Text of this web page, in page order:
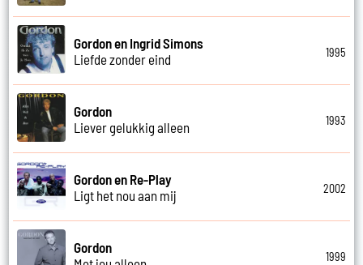
Gordon en Ingrid Simons
Liefde zonder eind
1995
Gordon
Liever gelukkig alleen
1993
Gordon en Re-Play
Ligt het nou aan mij
2002
Gordon
1999